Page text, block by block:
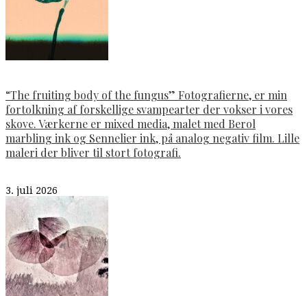
“The fruiting body of the fungus” Fotografierne, er min
fortolkning af forskellige svampearter der vokser i vores
skove. Værkerne er mixed media, malet med Berol
marbling ink og Sennelier ink, på analog negativ film. Lille
maleri der bliver til stort fotografi.
3. juli 2026